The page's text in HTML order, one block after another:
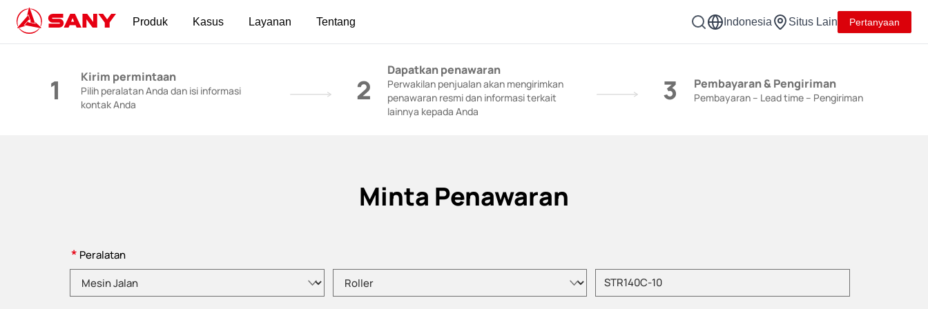
Produk Kasus Layanan Tentang Indonesia Situs Lain Pertanyaan
1 Kirim permintaan
Pilih peralatan Anda dan isi informasi
kontak Anda
2
Dapatkan penawaran
Perwakilan penjualan akan mengirimkan
penawaran resmi dan informasi terkait
lainnya kepada Anda
3 Pembayaran & Pengiriman
Pembayaran – Lead time – Pengiriman
Minta Penawaran
* Peralatan